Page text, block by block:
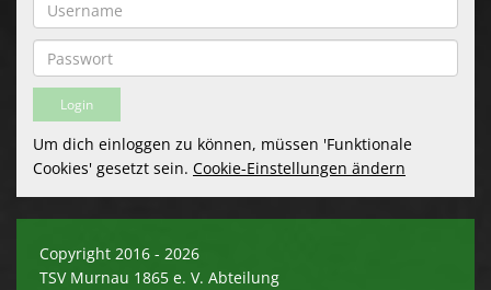
Um dich einloggen zu können, müssen 'Funktionale
Cookies' gesetzt sein. Cookie-Einstellungen ändern
Copyright 2016 - 2026
TSV Murnau 1865 e. V. Abteilung